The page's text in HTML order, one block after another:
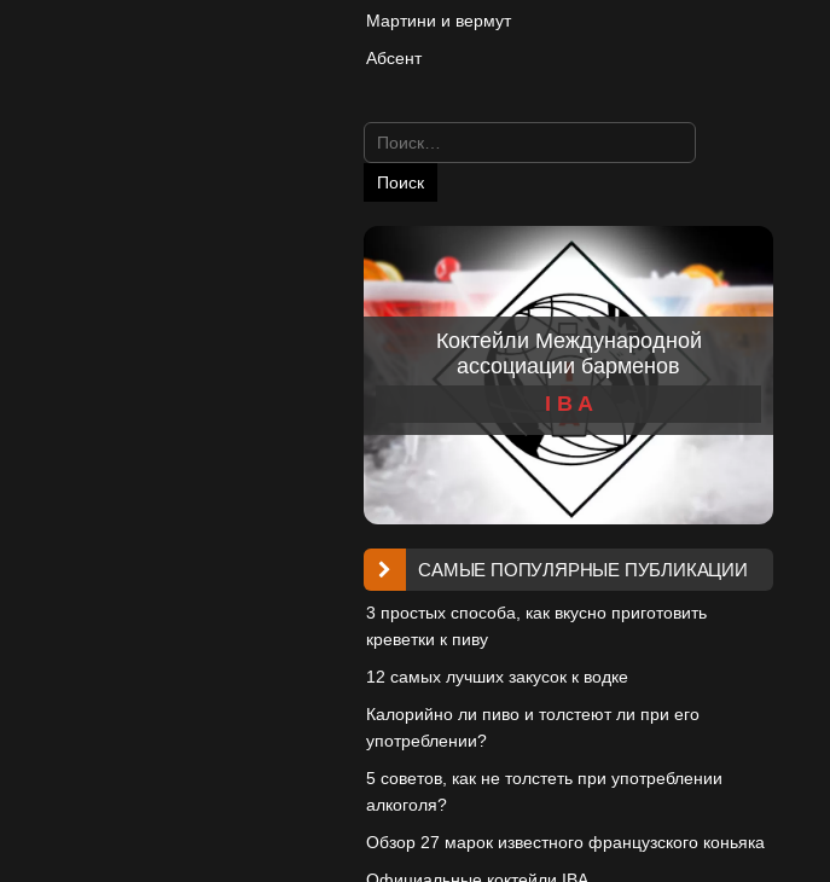
Мартини и вермут
Абсент
Найти:
Коктейли Международной
ассоциации барменов
I B A
САМЫЕ ПОПУЛЯРНЫЕ ПУБЛИКАЦИИ
3 простых способа, как вкусно приготовить
креветки к пиву
12 самых лучших закусок к водке
Калорийно ли пиво и толстеют ли при его
употреблении?
5 советов, как не толстеть при употреблении
алкоголя?
Обзор 27 марок известного французского коньяка